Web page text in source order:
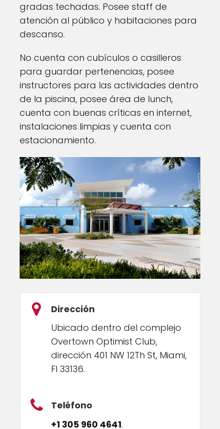
gradas techadas. Posee staff de
atención al público y habitaciones para
descanso.
No cuenta con cubículos o casilleros
para guardar pertenencias, posee
instructores para las actividades dentro
de la piscina, posee área de lunch,
cuenta con buenas críticas en internet,
instalaciones limpias y cuenta con
estacionamiento.
Dirección
Ubicado dentro del complejo
Overtown Optimist Club,
dirección 401 NW 12Th St, Miami,
Fl 33136.
Teléfono
+1 305 960 4641.